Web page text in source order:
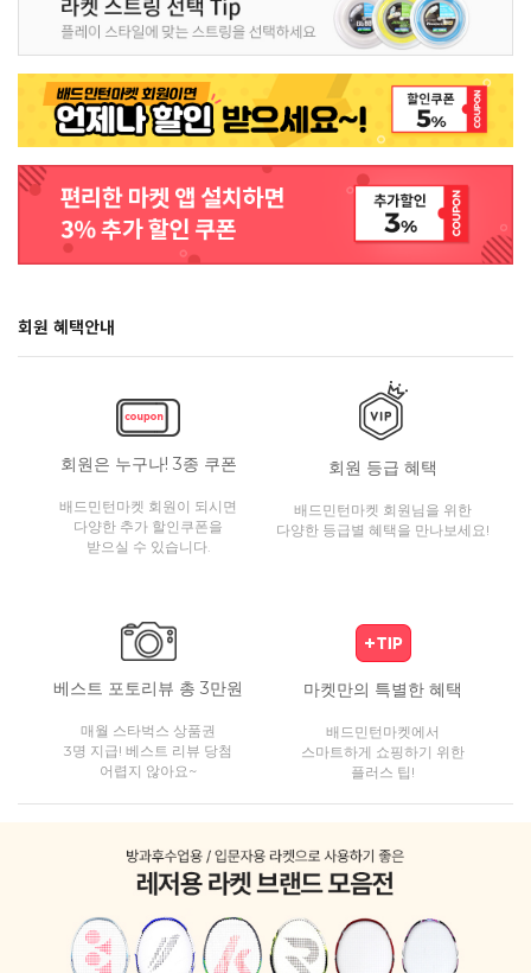
회원 혜택안내
회원은 누구나! 3종 쿠폰
배드민턴마켓 회원이 되시면
다양한 추가 할인쿠폰을
받으실 수 있습니다.
회원 등급 혜택
배드민턴마켓 회원님을 위한
다양한 등급별 혜택을 만나보세요!
베스트 포토리뷰 총 3만원
매월 스타벅스 상품권
3명 지급! 베스트 리뷰 당첨
어렵지 않아요~
마켓만의 특별한 혜택
배드민턴마켓에서
스마트하게 쇼핑하기 위한
플러스 팁!